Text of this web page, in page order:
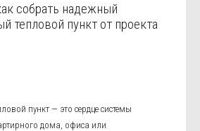
собрать надежный
тепловой пункт от проекта
пункт — это сердце системы
дома, офиса или